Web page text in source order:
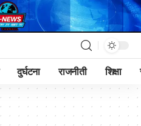
दुर्घटना राजनीती शिक्षा